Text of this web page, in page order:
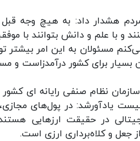
هشدار داد: به هیچ وجه قبل
و با علم و دانش بتوانند با
مسئولان به این امر بیشتر
بسیار برای کشور درآمدزاست و
نظام صنفی رایانه ای
نیست یادآورشد: در پول‌های
در حقیقت ارزهایی
و کلاه‌برداری ارزی است.